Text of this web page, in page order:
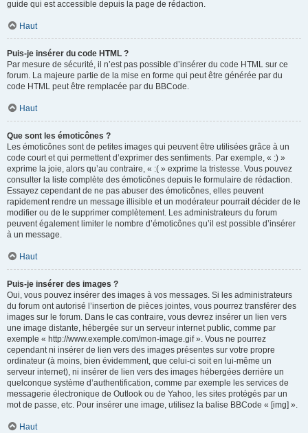
guide qui est accessible depuis la page de rédaction.
Haut
Puis-je insérer du code HTML ?
Par mesure de sécurité, il n’est pas possible d’insérer du code HTML sur ce
forum. La majeure partie de la mise en forme qui peut être générée par du
code HTML peut être remplacée par du BBCode.
Haut
Que sont les émoticônes ?
Les émoticônes sont de petites images qui peuvent être utilisées grâce à un
code court et qui permettent d’exprimer des sentiments. Par exemple, « :) »
exprime la joie, alors qu’au contraire, « :( » exprime la tristesse. Vous pouvez
consulter la liste complète des émoticônes depuis le formulaire de rédaction.
Essayez cependant de ne pas abuser des émoticônes, elles peuvent
rapidement rendre un message illisible et un modérateur pourrait décider de le
modifier ou de le supprimer complètement. Les administrateurs du forum
peuvent également limiter le nombre d’émoticônes qu’il est possible d’insérer
à un message.
Haut
Puis-je insérer des images ?
Oui, vous pouvez insérer des images à vos messages. Si les administrateurs
du forum ont autorisé l’insertion de pièces jointes, vous pourrez transférer des
images sur le forum. Dans le cas contraire, vous devrez insérer un lien vers
une image distante, hébergée sur un serveur internet public, comme par
exemple « http://www.exemple.com/mon-image.gif ». Vous ne pourrez
cependant ni insérer de lien vers des images présentes sur votre propre
ordinateur (à moins, bien évidemment, que celui-ci soit en lui-même un
serveur internet), ni insérer de lien vers des images hébergées derrière un
quelconque système d’authentification, comme par exemple les services de
messagerie électronique de Outlook ou de Yahoo, les sites protégés par un
mot de passe, etc. Pour insérer une image, utilisez la balise BBCode « [img] ».
Haut